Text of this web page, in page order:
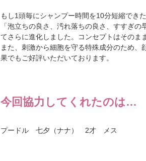
もし1頭毎にシャンプー時間を10分短縮でき
「泡立ちの良さ、汚れ落ちの良さ、すすぎ
てさらに進化しました。コンセプトはそのま
また、刺激から細胞を守る特殊成分のため
果でもご好評いただいております。
今回協力してくれたのは…
プードル 七夕（ナナ） 2才 メス